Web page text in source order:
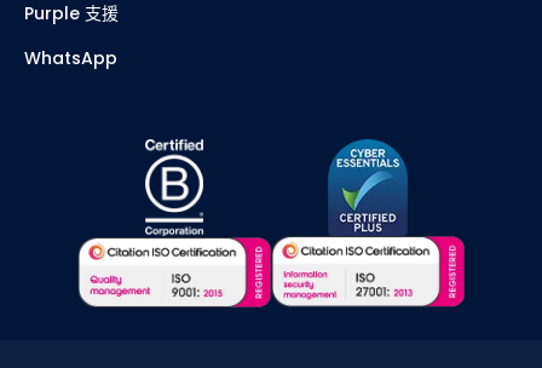
Purple 支援
WhatsApp